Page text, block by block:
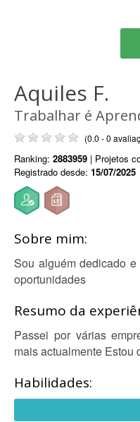
Aquiles F.
Trabalhar é
(0.0 - 0
Ranking: 2883959 | Projetos
Registrado desde: 15/07/2025
Sobre mim:
Sou alguém dedicado
oportunidades
Resumo da
Passei por várias
mais actualmente Estou
Habilidades: